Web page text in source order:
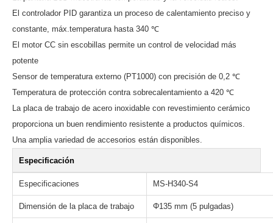
El controlador PID garantiza un proceso de calentamiento preciso y
constante, máx.temperatura hasta 340 ℃
El motor CC sin escobillas permite un control de velocidad más
potente
Sensor de temperatura externo (PT1000) con precisión de 0,2 ℃
Temperatura de protección contra sobrecalentamiento a 420 ℃
La placa de trabajo de acero inoxidable con revestimiento cerámico
proporciona un buen rendimiento resistente a productos químicos.
Una amplia variedad de accesorios están disponibles.
Especificación
Especificaciones MS-H340-S4
Dimensión de la placa de trabajo Φ135 mm (5 pulgadas)